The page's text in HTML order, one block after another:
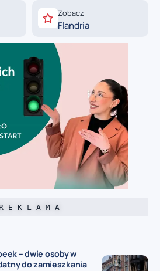
Zobacz
Flandria
R E K L A M A
– dwie osoby w
do zamieszkania